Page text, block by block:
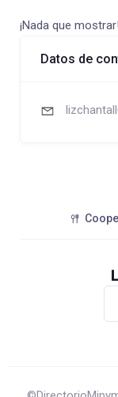
¡Nada que mostrar!
Datos de